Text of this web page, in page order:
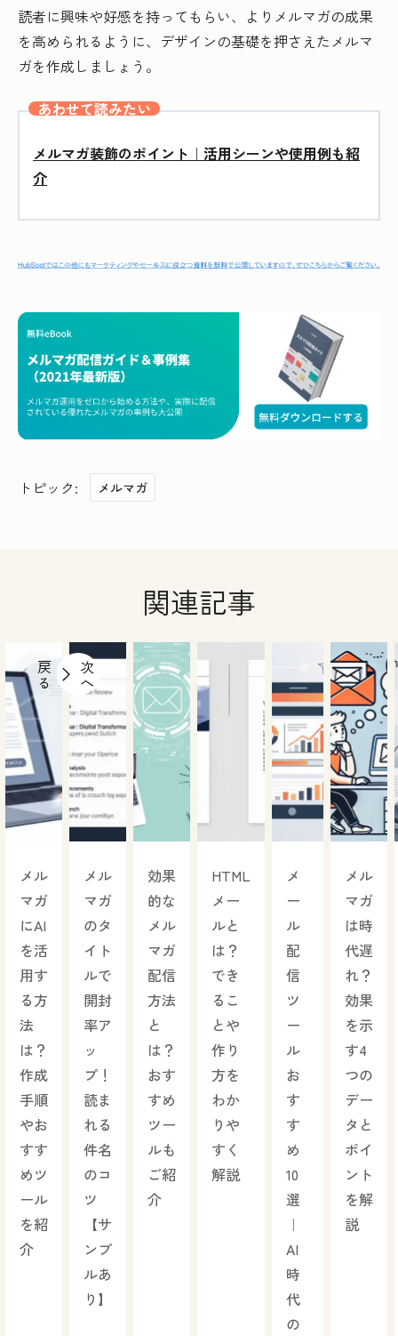
読者に興味や好感を持ってもらい、よりメルマガの成果
を高められるように、デザインの基礎を押さえたメルマ
ガを作成しましょう。
あわせて読みたい
メルマガ装飾のポイント｜活用シーンや使用例も紹
介
トピック: メルマガ
関連記事
戻
る
次
へ
メル
マガ
にAI
を活
用す
る方
法
は？
作成
手順
やお
すす
めツ
ール
を紹
介
メル
マガ
のタ
イト
ルで
開封
率ア
ッ
プ！
読ま
れる
件名
のコ
ツ
【サ
ンプ
ルあ
り】
効果
的な
メル
マガ
配信
方法
と
は？
おす
すめ
ツー
ルも
ご紹
介
HTML
メー
ルと
は？
でき
るこ
とや
作り
方を
わか
りや
すく
解説
メ
ー
ル
配
信
ツ
ー
ル
お
す
す
め
10
選
｜
AI
時
代
の
メル
マガ
は時
代遅
れ？
効果
を示
す4
つの
デー
タと
ポイ
ント
を解
説